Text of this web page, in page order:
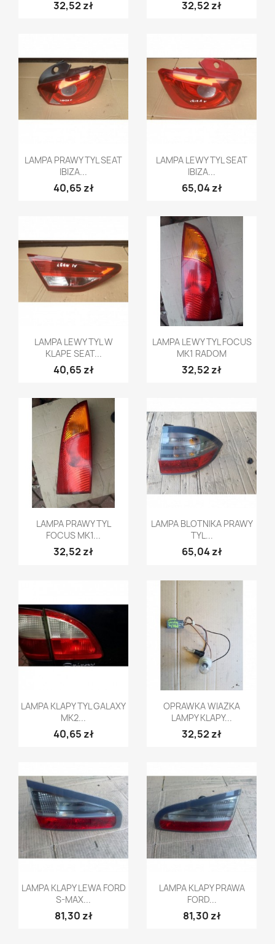
32,52 zł 32,52 zł
Szybki podgląd
LAMPA PRAWY TYL SEAT
IBIZA...
40,65 zł
Szybki podgląd
LAMPA LEWY TYL SEAT
IBIZA...
65,04 zł
Szybki podgląd
LAMPA LEWY TYL W
KLAPE SEAT...
40,65 zł
Szybki podgląd
LAMPA LEWY TYL FOCUS
MK1 RADOM
32,52 zł
Szybki podgląd
LAMPA PRAWY TYL
FOCUS MK1...
32,52 zł
Szybki podgląd
LAMPA BLOTNIKA PRAWY
TYL...
65,04 zł
Szybki podgląd
LAMPA KLAPY TYL GALAXY
MK2...
40,65 zł
Szybki podgląd
OPRAWKA WIAZKA
LAMPY KLAPY...
32,52 zł
Szybki podgląd
LAMPA KLAPY LEWA FORD
S-MAX...
81,30 zł
Szybki podgląd
LAMPA KLAPY PRAWA
FORD...
81,30 zł